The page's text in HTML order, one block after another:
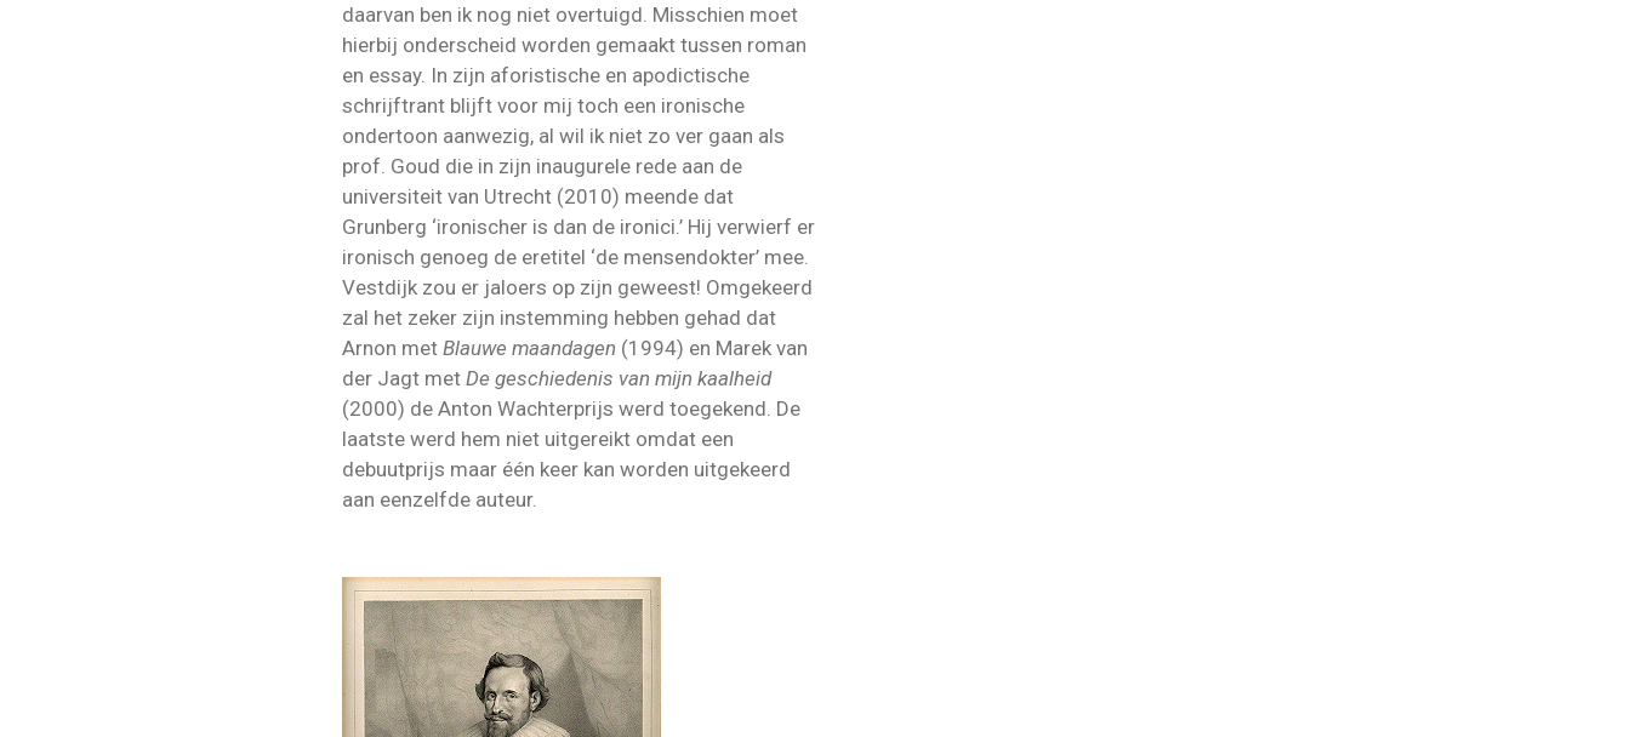
daarvan ben ik nog niet overtuigd. Misschien moet
hierbij onderscheid worden gemaakt tussen roman
en essay. In zijn aforistische en apodictische
schrijftrant blijft voor mij toch een ironische
ondertoon aanwezig, al wil ik niet zo ver gaan als
prof. Goud die in zijn inaugurele rede aan de
universiteit van Utrecht (2010) meende dat
Grunberg ‘ironischer is dan de ironici.’ Hij verwierf er
ironisch genoeg de eretitel ‘de mensendokter’ mee.
Vestdijk zou er jaloers op zijn geweest! Omgekeerd
zal het zeker zijn instemming hebben gehad dat
Arnon met Blauwe maandagen (1994) en Marek van
der Jagt met De geschiedenis van mijn kaalheid
(2000) de Anton Wachterprijs werd toegekend. De
laatste werd hem niet uitgereikt omdat een
debuutprijs maar één keer kan worden uitgekeerd
aan eenzelfde auteur.